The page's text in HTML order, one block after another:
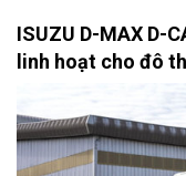
ISUZU D-MAX D-
linh hoạt cho đô